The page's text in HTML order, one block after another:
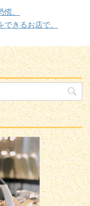
。
きるお店で。